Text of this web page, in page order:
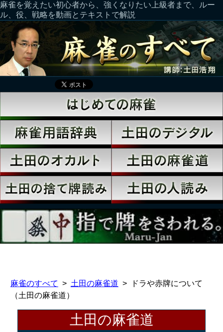
麻雀を覚えたい初心者から、強くなりたい上級者まで、ルー
ル、役、戦略を動画とテキストで解説
麻雀のすべて 土田の麻雀道
ドラや赤牌について
（土田の麻雀道）
土田の麻雀道